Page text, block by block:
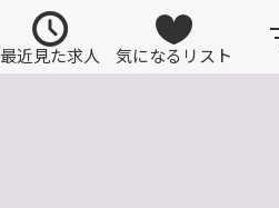
最近見た求人 気になるリスト